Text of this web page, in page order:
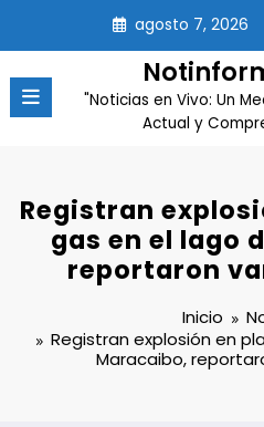
contenido
agosto 7, 2026
"Noticias en Vivo: Un
Actual y
Registran
gas en el lago
reportaron
Inicio
Registran explosión en
Maracaibo,